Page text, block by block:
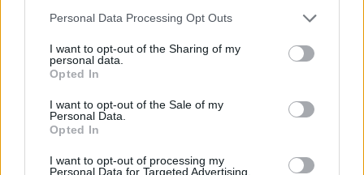
negar su consentimiento. Tenga en cuenta que algún
de su consentimiento, pero usted tiene el derecho de
rechazar tal procesamiento. Sus preferencias se aplicarán
cualquier momento entrando de nuevo en este sitio web o
visitando nuestra política de privacidad.
Personal Data Processing Opt Outs
I want to opt-out of the Sharing of my
personal data.
Opted In
I want to opt-out of the Sale of my
Personal Data.
Opted In
I want to opt-out of processing my
Personal Data for Targeted Advertising.